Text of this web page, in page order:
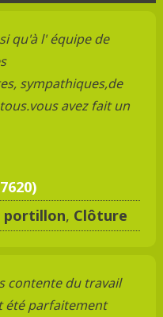
qu'à l' équipe de
sympathiques,de
avez fait un
portillon, Clôture
contente du travail
été parfaitement